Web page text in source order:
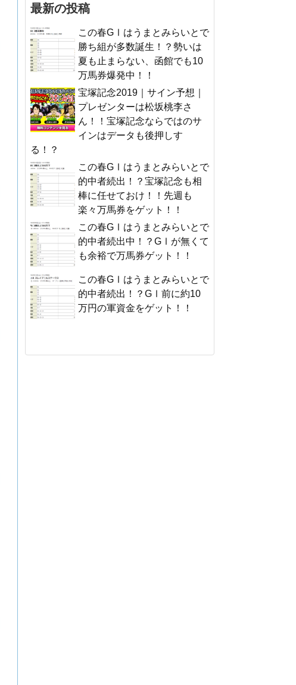
最新の投稿
この春GⅠはうまとみらいとで
勝ち組が多数誕生！？勢いは
夏も止まらない、函館でも10
万馬券爆発中！！
宝塚記念2019｜サイン予想｜
プレゼンターは松坂桃李さ
ん！！宝塚記念ならではのサ
インはデータも後押しす
る！？
この春GⅠはうまとみらいとで
的中者続出！？宝塚記念も相
棒に任せておけ！！先週も
楽々万馬券をゲット！！
この春GⅠはうまとみらいとで
的中者続出中！？GⅠが無くて
も余裕で万馬券ゲット！！
この春GⅠはうまとみらいとで
的中者続出！？GⅠ前に約10
万円の軍資金をゲット！！